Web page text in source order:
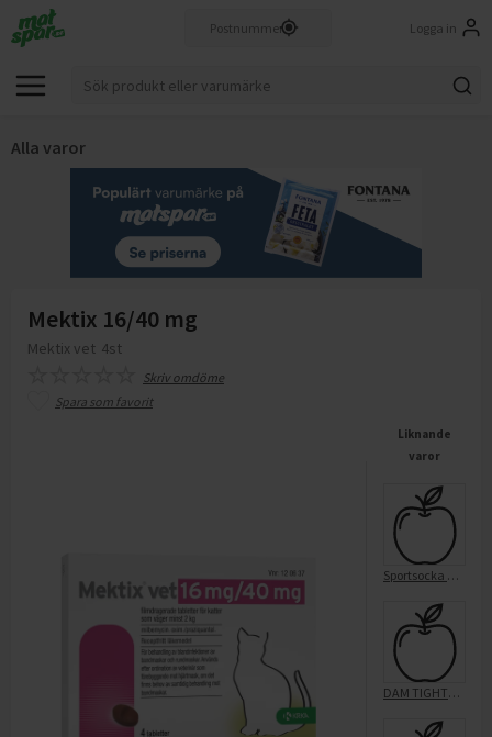
Logga in
Alla varor
Mektix 16/40 mg
Mektix vet 4st
Skriv omdöme
Spara som favorit
Liknande
varor
Sportsocka Ribb 5-Pack Svart 37/40
DAM TIGHTS 80 DEN, SVART 36/40